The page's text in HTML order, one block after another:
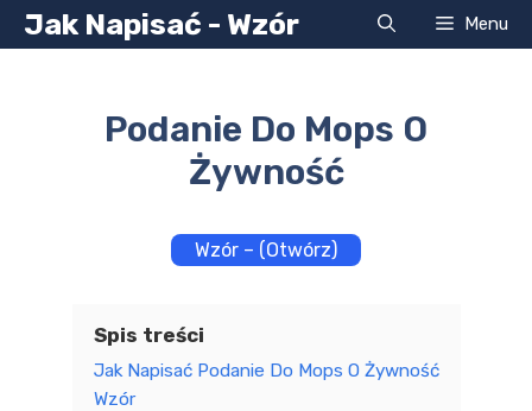
Przejdź
do
Jak Napisać - Wzór Menu
Podanie Do Mops O
Żywność
Wzór – (Otwórz)
Spis treści
Jak Napisać Podanie Do Mops O Żywność
Wzór